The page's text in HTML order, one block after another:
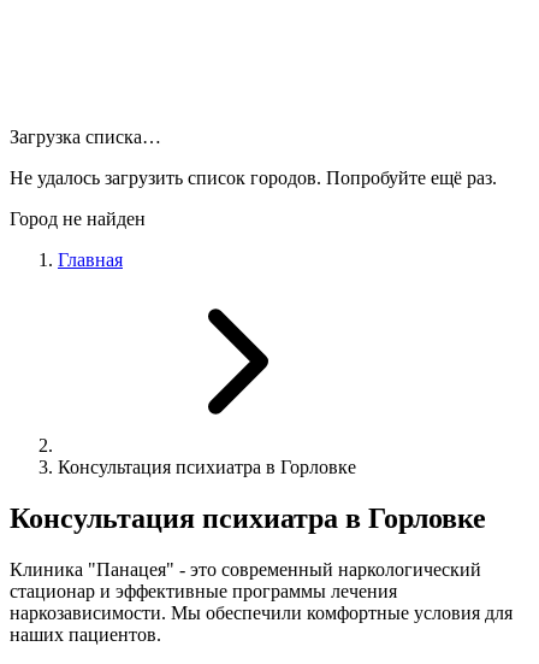
Загрузка списка…
Не удалось загрузить список городов. Попробуйте ещё раз.
Город не найден
Главная
Консультация психиатра в Горловке
Консультация психиатра в Горловке
Клиника "Панацея" - это современный наркологический
стационар и эффективные программы лечения
наркозависимости. Мы обеспечили комфортные условия для
наших пациентов.